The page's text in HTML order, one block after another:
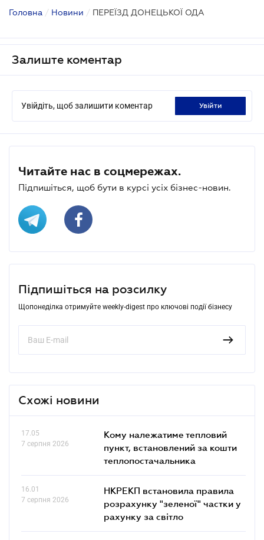
Головна / Новини / ПЕРЕЇЗД ДОНЕЦЬКОЇ ОДА
Залиште коментар
Увійдіть, щоб залишити коментар увійти
Читайте нас в соцмережах.
Підпишіться, щоб бути в курсі усіх бізнес-новин.
Підпишіться на розсилку
Щопонеділка отримуйте weekly-digest про ключові події бізнесу
Схожі новини
17.05
7 серпня 2026
Кому належатиме тепловий
пункт, встановлений за кошти
теплопостачальника
16.01
7 серпня 2026
НКРЕКП встановила правила
розрахунку "зеленої" частки у
рахунку за світло